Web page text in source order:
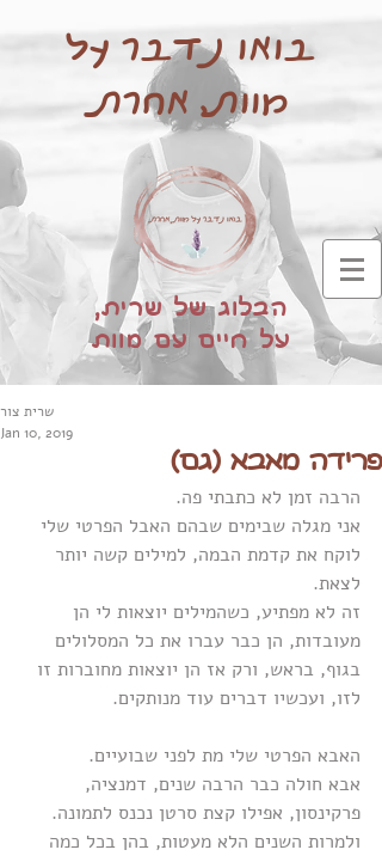
בואו נדבר על
מוות, אחרת
הבלוג של שרית,
על חיים עם מוות
פרידה מאבא (גם)
שרית צור
Jan 10, 2019
הרבה זמן לא כתבתי פה.
אני מגלה שבימים שבהם האבל הפרטי שלי
לוקח את קדמת הבמה, למילים קשה יותר
לצאת.
זה לא מפתיע, כשהמילים יוצאות לי הן
מעובדות, הן כבר עברו את כל המסלולים
בגוף, בראש, ורק אז הן יוצאות מחוברות זו
לזו, ועכשיו דברים עוד מנותקים.
האבא הפרטי שלי מת לפני שבועיים.
אבא חולה כבר הרבה שנים, דמנציה,
פרקינסון, אפילו קצת סרטן נכנס לתמונה.
ולמרות השנים הלא מעטות, בהן בכל כמה